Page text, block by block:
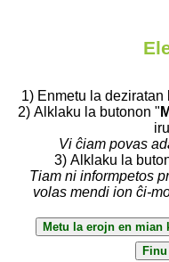
1) Enmetu la deziratan
2) Alklaku la butonon "
Vi ĉiam povas
3) Alklaku la
Tiam ni informpetos
volas mendi ion ĉi-